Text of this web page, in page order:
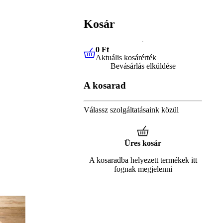
Kosár
0 FtAktuális kosárérték
0 Ft
Aktuális kosárérték
Bevásárlás elküldése
A kosarad
Válassz szolgáltatásaink közül
Üres kosár
A kosaradba helyezett termékek itt
fognak megjelenni